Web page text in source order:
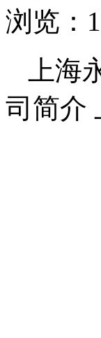
浏览：
上
司简介